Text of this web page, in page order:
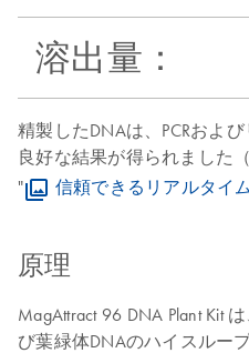
溶出量：
精製したDNAは、PCRおよ
良好な結果が得られました
"
信頼できるリアルタイ
原理
MagAttract 96 DNA Plant Kit
び葉緑体DNAのハイスルー